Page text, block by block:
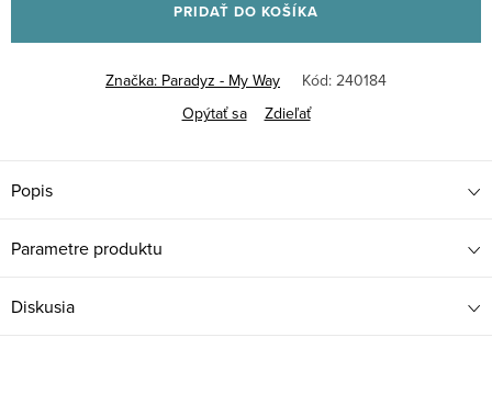
PRIDAŤ DO KOŠÍKA
Značka: Paradyz - My Way Kód: 240184
Opýtať sa
Zdieľať
Popis
Parametre produktu
Diskusia